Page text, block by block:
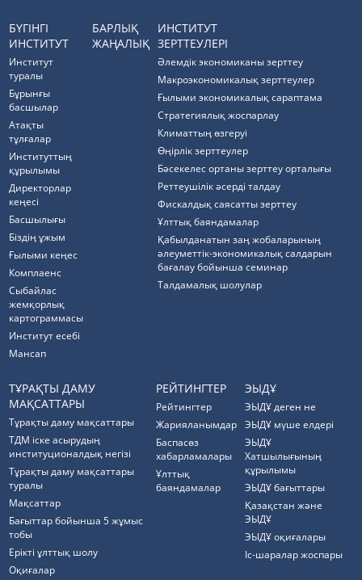
БҮГІНГІ
ИНСТИТУТ
Институт
туралы
Бұрынғы
басшылар
Атақты
тұлғалар
Институттың
құрылымы
Директорлар
кеңесі
Басшылығы
Біздің ұжым
Ғылыми кеңес
Комплаенс
Cыбайлас
жемқорлық
картограммасы
Институт есебі
Мансап
БАРЛЫҚ
ЖАҢАЛЫҚ
ИНСТИТУТ
ЗЕРТТЕУЛЕРІ
Әлемдік экономиканы зерттеу
Макроэкономикалық зерттеулер
Ғылыми экономикалық сараптама
Стратегиялық жоспарлау
Климаттың өзгеруі
Өңірлік зерттеулер
Бәсекелес ортаны зерттеу орталығы
Реттеушілік әсерді талдау
Фискалдық саясатты зерттеу
Ұлттық баяндамалар
Қабылданатын заң жобаларының
әлеуметтік-экономикалық салдарын
бағалау бойынша семинар
Талдамалық шолулар
ТҰРАҚТЫ ДАМУ
МАҚСАТТАРЫ
Тұрақты даму мақсаттары
ТДМ іске асырудың
институционалдық негізі
Тұрақты даму мақсаттары
туралы
Мақсаттар
Бағыттар бойынша 5 жұмыс
тобы
Ерікті ұлттық шолу
Оқиғалар
РЕЙТИНГТЕР
Рейтингтер
Жарияланымдар
Баспасөз
хабарламалары
Ұлттық
баяндамалар
ЭЫДҰ
ЭЫДҰ деген не
ЭЫДҰ мүше елдері
ЭЫДҰ
Хатшылығының
құрылымы
ЭЫДҰ бағыттары
Қазақстан және
ЭЫДҰ
ЭЫДҰ оқиғалары
Іс-шаралар жоспары